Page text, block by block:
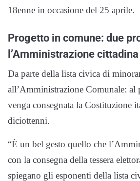
18enne in occasione del 25 aprile.
Progetto in comune: due
l’Amministrazione cittadina
Da parte della lista civica di
all’Amministrazione Comunale: al
venga consegnata la Costituzione
diciottenni.
“È un bel gesto quello che
con la consegna della tessera
spiegano gli esponenti della lista